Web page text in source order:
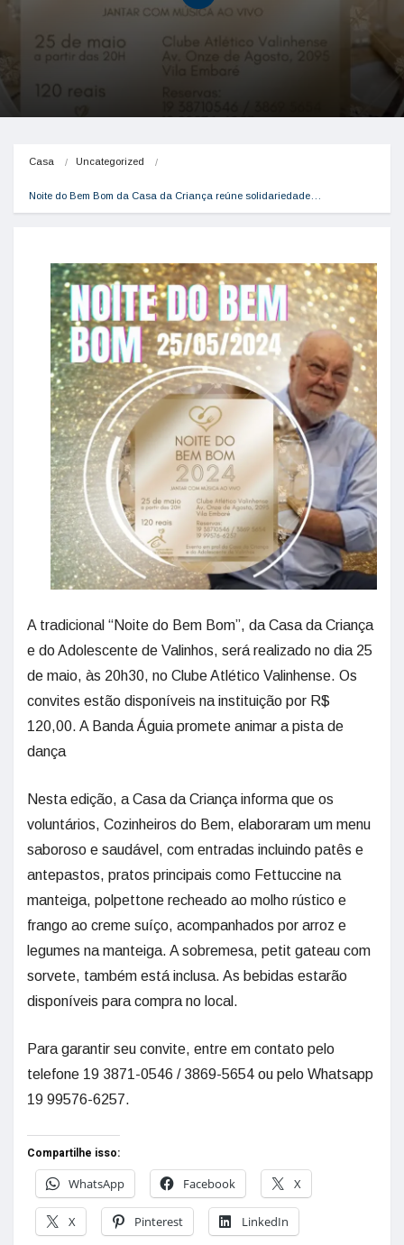
Casa Uncategorized
Noite do Bem Bom da Casa da Criança reúne solidariedade…
A tradicional “Noite do Bem Bom”, da Casa da Criança
e do Adolescente de Valinhos, será realizado no dia 25
de maio, às 20h30, no Clube Atlético Valinhense. Os
convites estão disponíveis na instituição por R$
120,00. A Banda Águia promete animar a pista de
dança
Nesta edição, a Casa da Criança informa que os
voluntários, Cozinheiros do Bem, elaboraram um menu
saboroso e saudável, com entradas incluindo patês e
antepastos, pratos principais como Fettuccine na
manteiga, polpettone recheado ao molho rústico e
frango ao creme suíço, acompanhados por arroz e
legumes na manteiga. A sobremesa, petit gateau com
sorvete, também está inclusa. As bebidas estarão
disponíveis para compra no local.
Para garantir seu convite, entre em contato pelo
telefone 19 3871-0546 / 3869-5654 ou pelo Whatsapp
19 99576-6257.
Compartilhe isso:
WhatsApp
Facebook X
X Pinterest LinkedIn